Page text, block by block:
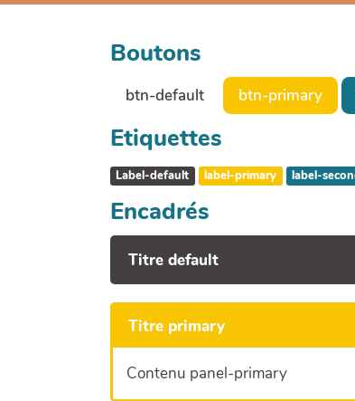
Boutons
btn-default btn-primary
Etiquettes
Label-default label-primary label-
Encadrés
Titre default
Titre primary
Contenu panel-primary